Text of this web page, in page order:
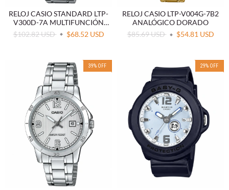
RELOJ CASIO STANDARD LTP-
V300D-7A MULTIFUNCIÓN
ACERO
$102.82 USD $68.52 USD
RELOJ CASIO LTP-V004G-7B2
ANALÓGICO DORADO
$85.69 USD
$54.81 USD
39% OFF 29% OFF